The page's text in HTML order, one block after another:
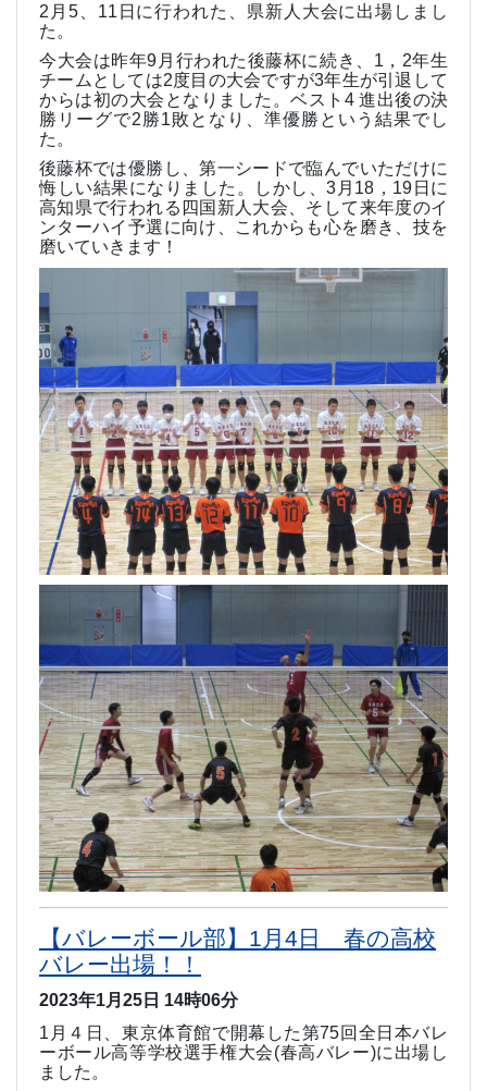
2 月 5、 11 日に行われた、県新人大会に出場しまし
た。
今大会は昨年9 月行われた後藤杯に続き、 1 ， 2年生
チームとしては2度目の大会ですが3年生が引退して
からは初の大会となりました。ベスト 4 進出後の決
勝リーグで2勝1敗となり、準優勝という結果でし
た。
後藤杯では優勝し、第一シードで臨んでいただけに
悔しい結果になりました。しかし、 3月 18 ， 19 日に
高知県で行われる四国新人大会、そして来年度のイ
ンターハイ予選に向け、これからも心を磨き、技を
磨いていきます！
【バレーボール部】1月4日 春の高校
バレー出場！！
2023年1月25日 14時06分
1 月４日、東京体育館で開幕した第75回全日本バレ
ーボール高等学校選手権大会(春高バレー)に出場し
ました。